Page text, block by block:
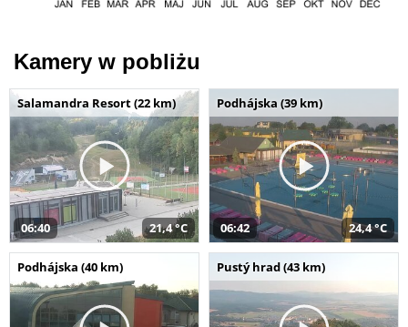
Kamery w pobliżu
Salamandra Resort (22 km)
06:40 21,4 °C
Podhájska (39 km)
06:42 24,4 °C
Podhájska (40 km) Pustý hrad (43 km)